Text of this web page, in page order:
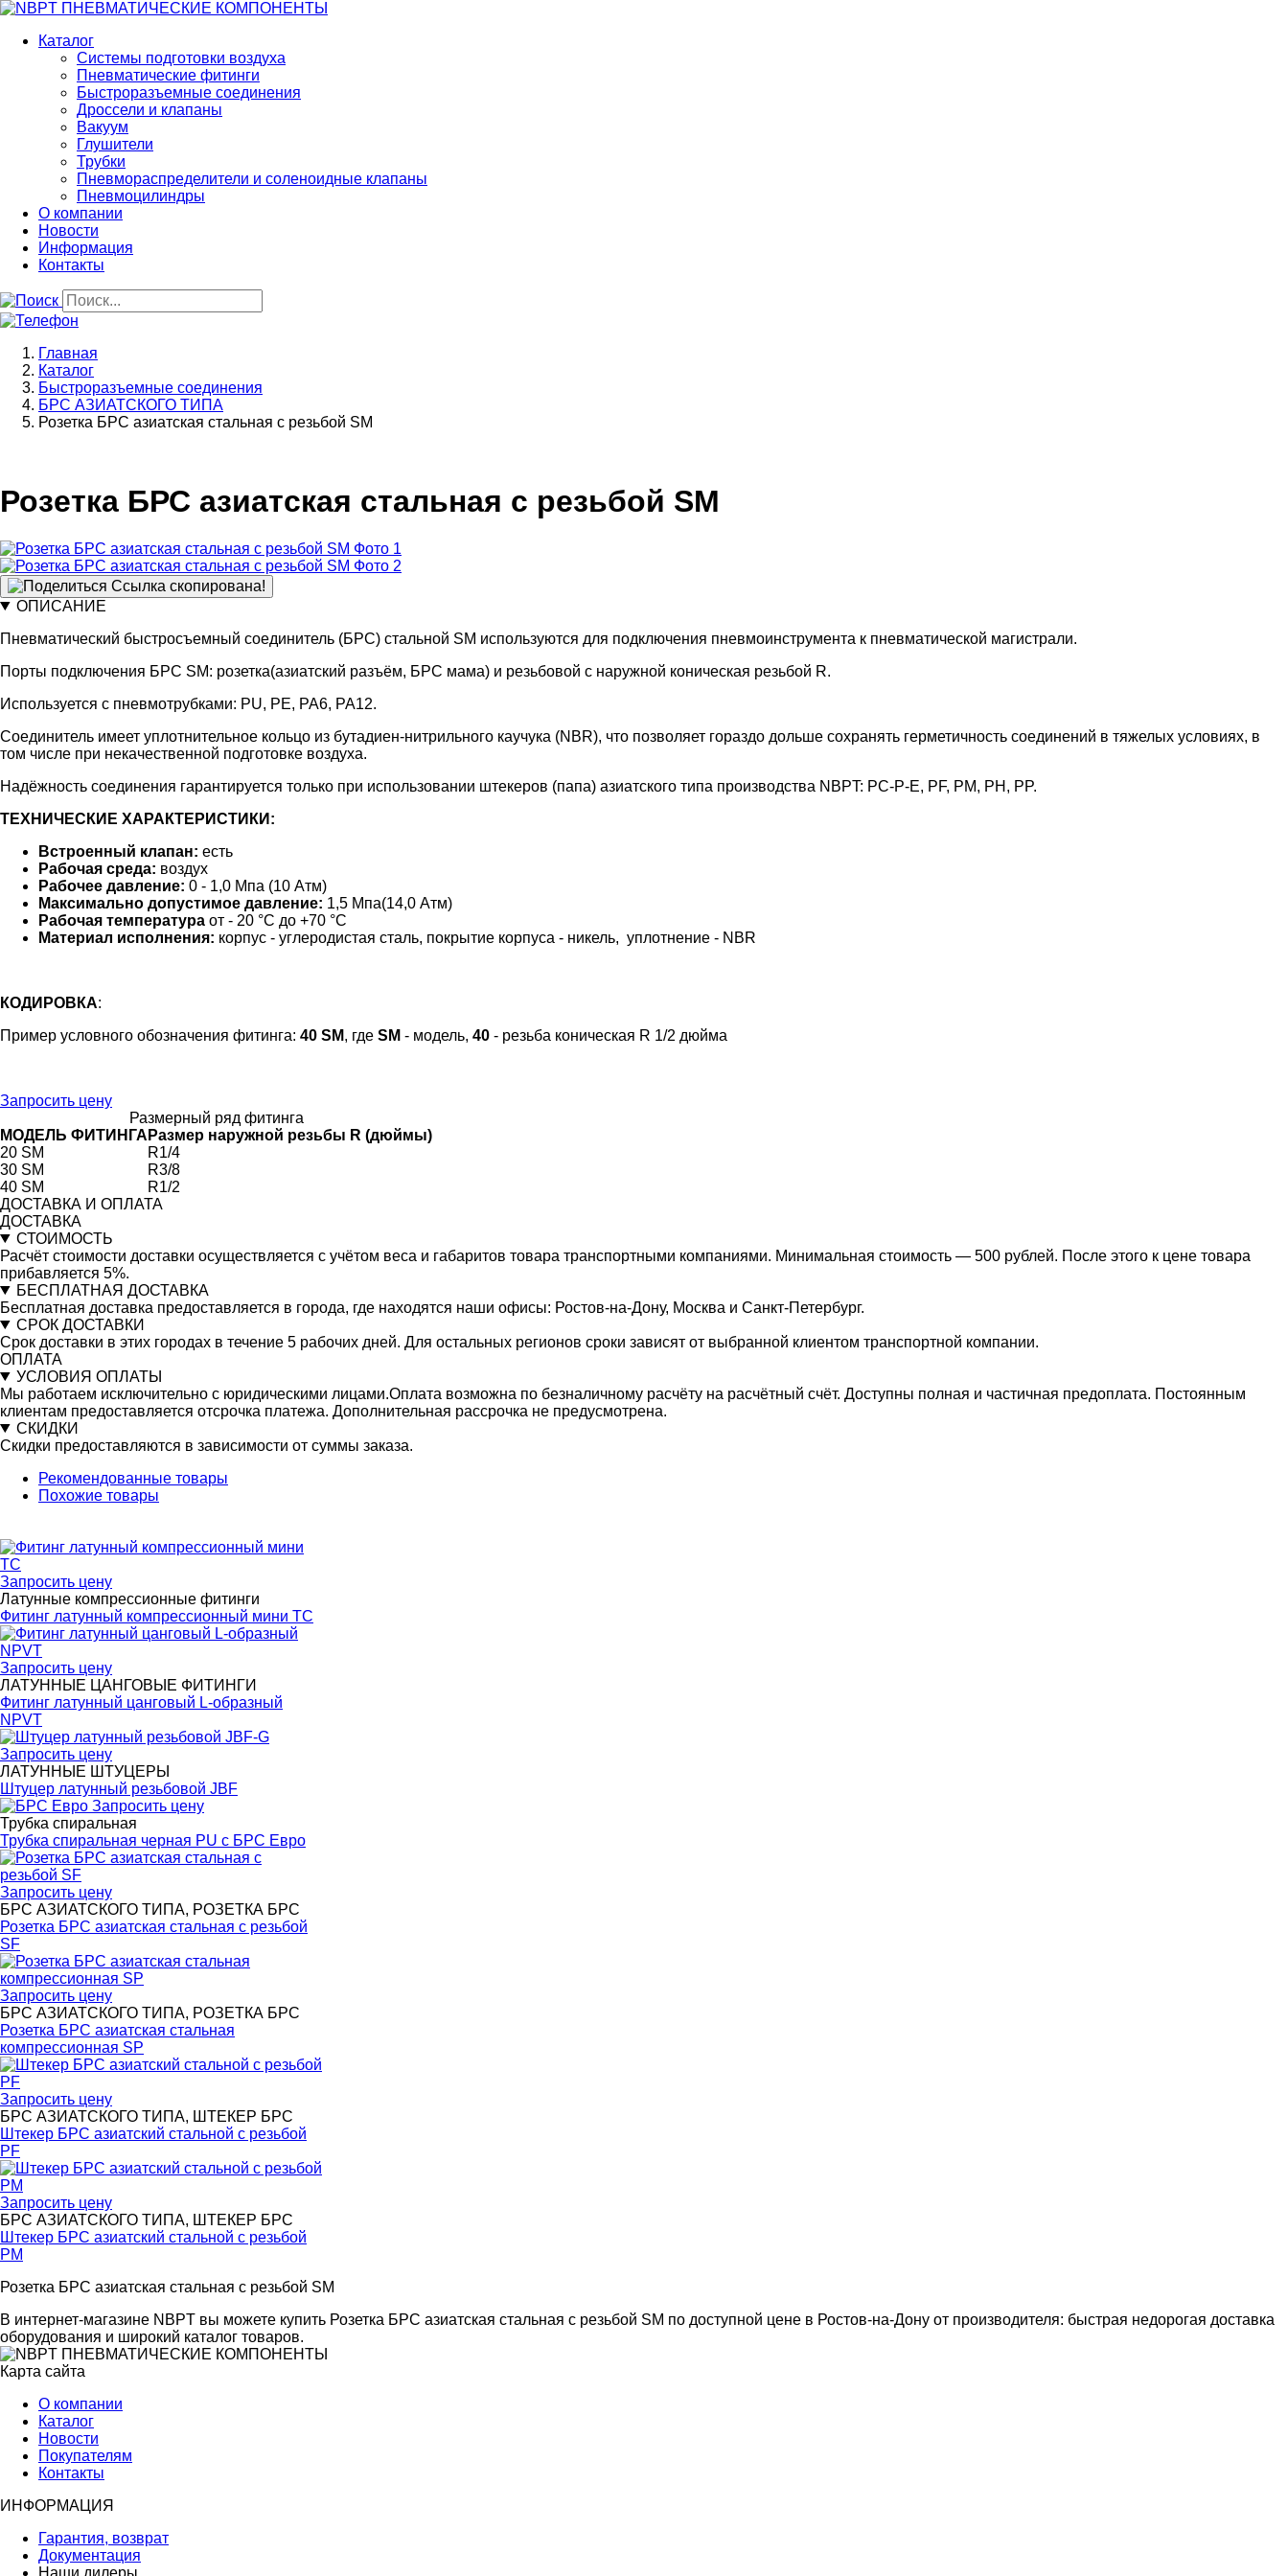
Перейти
основному
содержанию
Каталог
Системы подготовки воздуха
Пневматические фитинги
Быстроразъемные соединения
Дроссели и клапаны
Вакуум
Глушители
Трубки
Пневмораспределители и соленоидные клапаны
Пневмоцилиндры
О компании
Новости
Информация
Контакты
Строка
навигации
Главная
Каталог
Быстроразъемные соединения
БРС АЗИАТСКОГО ТИПА
Розетка БРС азиатская стальная с резьбой SM
Розетка БРС азиатская стальная с резьбой SM
Ссылка скопирована!
ОПИСАНИЕ
Пневматический быстросъемный соединитель (БРС) стальной SM используются для подключения пневмоинструмента к пневматической магистрали.
Порты подключения БРС SM: розетка(азиатский разъём, БРС мама) и резьбовой с наружной коническая резьбой R.
Используется с пневмотрубками: PU, PE, PA6, PA12.
Соединитель имеет уплотнительное кольцо из бутадиен-нитрильного каучука (NBR), что позволяет гораздо дольше сохранять герметичность соединений в тяжелых условиях, в
том числе при некачественной подготовке воздуха.
Надёжность соединения гарантируется только при использовании штекеров (папа) азиатского типа производства NBPT: PC-P-E, PF, PM, PH, PP.
ТЕХНИЧЕСКИЕ ХАРАКТЕРИСТИКИ:
Встроенный клапан: есть
Рабочая среда: воздух
Рабочее давление: 0 - 1,0 Мпа (10 Атм)
Максимально допустимое давление: 1,5 Мпа(14,0 Атм)
Рабочая температура от - 20 °C до +70 °C
Материал исполнения: корпус - углеродистая сталь, покрытие корпуса - никель, уплотнение - NBR
КОДИРОВКА:
Пример условного обозначения фитинга: 40 SM, где SM - модель, 40 - резьба коническая R 1/2 дюйма
Запросить цену
Размерный ряд фитинга
МОДЕЛЬ ФИТИНГА Размер наружной резьбы R (дюймы)
20 SM
R1/4
30 SM
R3/8
40 SM
R1/2
ДОСТАВКА И ОПЛАТА
ДОСТАВКА
СТОИМОСТЬ
Расчёт стоимости доставки осуществляется с учётом веса и габаритов товара транспортными компаниями. Минимальная стоимость — 500 рублей. После этого к цене товара
прибавляется 5%.
БЕСПЛАТНАЯ ДОСТАВКА
Бесплатная доставка предоставляется в города, где находятся наши офисы: Ростов-на-Дону, Москва и Санкт-Петербург.
СРОК ДОСТАВКИ
Срок доставки в этих городах в течение 5 рабочих дней. Для остальных регионов сроки зависят от выбранной клиентом транспортной компании.
ОПЛАТА
УСЛОВИЯ ОПЛАТЫ
Мы работаем исключительно с юридическими лицами.Оплата возможна по безналичному расчёту на расчётный счёт. Доступны полная и частичная предоплата. Постоянным
клиентам предоставляется отсрочка платежа. Дополнительная рассрочка не предусмотрена.
СКИДКИ
Скидки предоставляются в зависимости от суммы заказа.
Рекомендованные товары
Похожие товары
Запросить цену
Латунные компрессионные фитинги
Фитинг латунный компрессионный мини TC
Запросить цену
ЛАТУННЫЕ ЦАНГОВЫЕ ФИТИНГИ
Фитинг латунный цанговый L-образный
NPVT
Запросить цену
ЛАТУННЫЕ ШТУЦЕРЫ
Штуцер латунный резьбовой JBF
Запросить цену
Трубка спиральная
Трубка спиральная черная PU с БРС Евро
Запросить цену
БРС АЗИАТСКОГО ТИПА, РОЗЕТКА БРС
Розетка БРС азиатская стальная с резьбой
SF
Запросить цену
БРС АЗИАТСКОГО ТИПА, РОЗЕТКА БРС
Розетка БРС азиатская стальная
компрессионная SP
Запросить цену
БРС АЗИАТСКОГО ТИПА, ШТЕКЕР БРС
Штекер БРС азиатский стальной с резьбой
PF
Запросить цену
БРС АЗИАТСКОГО ТИПА, ШТЕКЕР БРС
Штекер БРС азиатский стальной с резьбой
PM
Розетка БРС азиатская стальная с резьбой SM
В интернет-магазине NBPT вы можете купить Розетка БРС азиатская стальная с резьбой SM по доступной цене в Ростов-на-Дону от производителя: быстрая недорогая доставка
оборудования и широкий каталог товаров.
Карта сайта
О компании
Каталог
Новости
Покупателям
Контакты
ИНФОРМАЦИЯ
Гарантия, возврат
Документация
Наши дилеры